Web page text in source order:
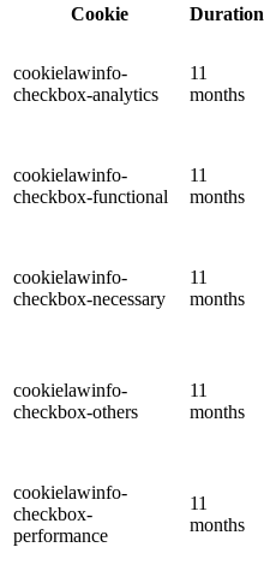
Cookie
Duration
cookielawinfo-
checkbox-analytics
11
months
cookielawinfo-
checkbox-functional
11
months
cookielawinfo-
checkbox-necessary
11
months
cookielawinfo-
checkbox-others
11
months
cookielawinfo-
checkbox-
performance
11
months